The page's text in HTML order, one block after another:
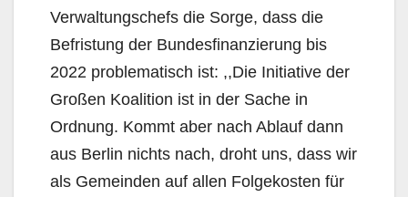
Verwaltungschefs die Sorge, dass die
Befristung der Bundesfinanzierung bis
2022 problematisch ist: ,,Die Initiative der
Großen Koalition ist in der Sache in
Ordnung. Kommt aber nach Ablauf dann
aus Berlin nichts nach, droht uns, dass wir
als Gemeinden auf allen Folgekosten für